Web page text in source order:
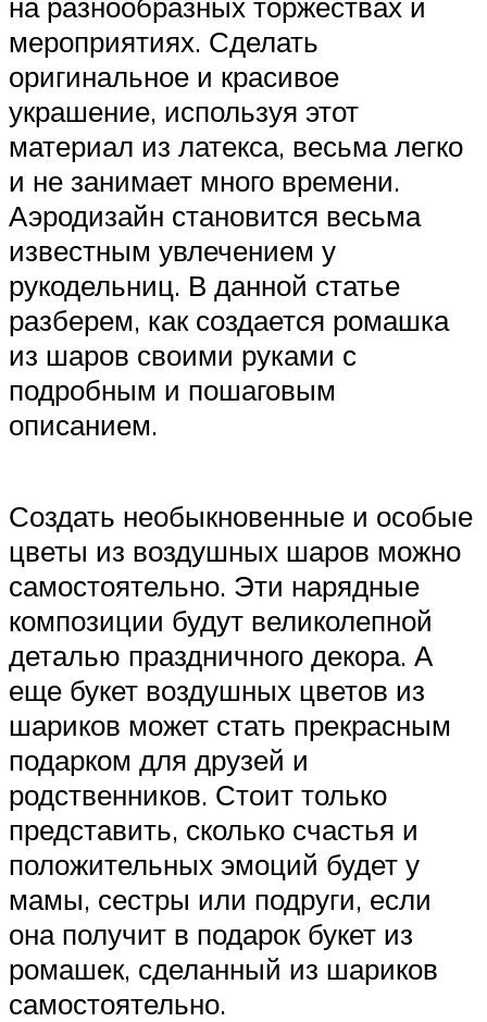
на разнообразных торжествах и
мероприятиях. Сделать
оригинальное и красивое
украшение, используя этот
материал из латекса, весьма легко
и не занимает много времени.
Аэродизайн становится весьма
известным увлечением у
рукодельниц. В данной статье
разберем, как создается ромашка
из шаров своими руками с
подробным и пошаговым
описанием.
Создать необыкновенные и особые
цветы из воздушных шаров можно
самостоятельно. Эти нарядные
композиции будут великолепной
деталью праздничного декора. А
еще букет воздушных цветов из
шариков может стать прекрасным
подарком для друзей и
родственников. Стоит только
представить, сколько счастья и
положительных эмоций будет у
мамы, сестры или подруги, если
она получит в подарок букет из
ромашек, сделанный из шариков
самостоятельно.